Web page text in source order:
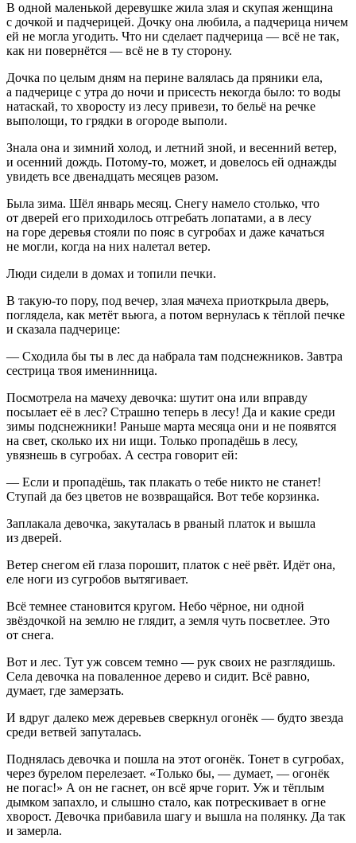
В одной маленькой деревушке жила злая и скупая женщина
с дочкой и падчерицей. Дочку она любила, а падчерица ничем
ей не могла угодить. Что ни сделает падчерица — всё не так,
как ни повернётся — всё не в ту сторону.
Дочка по целым дням на перине валялась да пряники ела,
а падчерице с утра до ночи и присесть некогда было: то воды
натаскай, то хворосту из лесу привези, то бельё на речке
выполощи, то грядки в огороде выполи.
Знала она и зимний холод, и летний зной, и весенний ветер,
и осенний дождь. Потому-то, может, и довелось ей однажды
увидеть все двенадцать месяцев разом.
Была зима. Шёл январь месяц. Снегу намело столько, что
от дверей его приходилось отгребать лопатами, а в лесу
на горе деревья стояли по пояс в сугробах и даже качаться
не могли, когда на них налетал ветер.
Люди сидели в домах и топили печки.
В такую-то пору, под вечер, злая мачеха приоткрыла дверь,
поглядела, как метёт вьюга, а потом вернулась к тёплой печке
и сказала падчерице:
— Сходила бы ты в лес да набрала там подснежников. Завтра
сестрица твоя именинница.
Посмотрела на мачеху девочка: шутит она или вправду
посылает её в лес? Страшно теперь в лесу! Да и какие среди
зимы подснежники! Раньше марта месяца они и не появятся
на свет, сколько их ни ищи. Только пропадёшь в лесу,
увязнешь в сугробах. А сестра говорит ей:
— Если и пропадёшь, так плакать о тебе никто не станет!
Ступай да без цветов не возвращайся. Вот тебе корзинка.
Заплакала девочка, закуталась в рваный платок и вышла
из дверей.
Ветер снегом ей глаза порошит, платок с неё рвёт. Идёт она,
еле ноги из сугробов вытягивает.
Всё темнее становится кругом. Небо чёрное, ни одной
звёздочкой на землю не глядит, а земля чуть посветлее. Это
от снега.
Вот и лес. Тут уж совсем темно — рук своих не разглядишь.
Села девочка на поваленное дерево и сидит. Всё равно,
думает, где замерзать.
И вдруг далеко меж деревьев сверкнул огонёк — будто звезда
среди ветвей запуталась.
Поднялась девочка и пошла на этот огонёк. Тонет в сугробах,
через бурелом перелезает. «Только бы, — думает, — огонёк
не погас!» А он не гаснет, он всё ярче горит. Уж и тёплым
дымком запахло, и слышно стало, как потрескивает в огне
хворост. Девочка прибавила шагу и вышла на полянку. Да так
и замерла.